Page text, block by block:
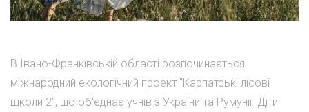
В Івано-Франківській області розпочинається
міжнародний екологічний проект "Карпатські лісові
школи 2", що об'єднає учнів з України та Румунії. Діти